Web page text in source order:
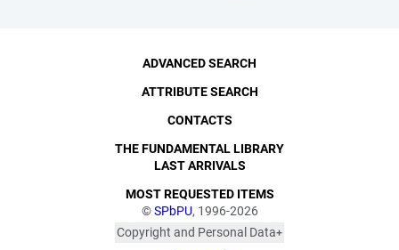
©SPbPU, 1996-2026
Copyright and Personal Data
ADVANCED SEARCH
ATTRIBUTE SEARCH
CONTACTS
THE FUNDAMENTAL LIBRARY
LAST ARRIVALS
MOST REQUESTED ITEMS